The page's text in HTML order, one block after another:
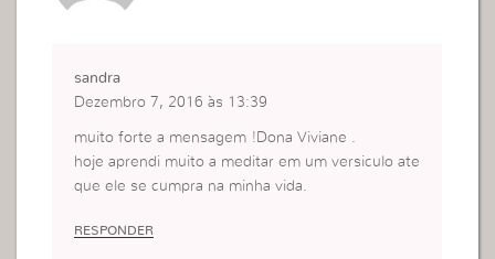
sandra
Dezembro 7, 2016 às 13:39
muito forte a mensagem !Dona Viviane .
hoje aprendi muito a meditar em um versiculo ate
que ele se cumpra na minha vida.
RESPONDER